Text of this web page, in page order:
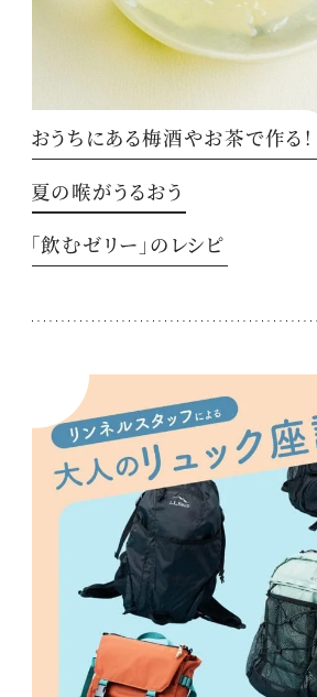
おうちにある梅酒やお茶で作る！
夏の喉がうるおう
「飲むゼリー」のレシピ